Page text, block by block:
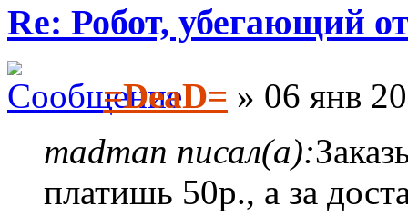
Re: Робот, убегающий
=DeaD= » 06 янв
madman писал(а):
платишь 50р., а за